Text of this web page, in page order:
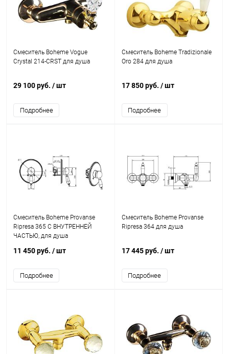
Смеситель Boheme Vogue
Crystal 214-CRST для душа
29 100 руб. / шт
Подробнее
Смеситель Boheme Tradizionale
Oro 284 для душа
17 850 руб. / шт
Подробнее
Смеситель Boheme Provanse
Ripresa 365 С ВНУТРЕННЕЙ
ЧАСТЬЮ, для душа
11 450 руб. / шт
Подробнее
Смеситель Boheme Provanse
Ripresa 364 для душа
17 445 руб. / шт
Подробнее